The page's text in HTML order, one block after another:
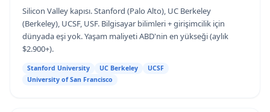
Silicon Valley kapısı. Stanford (Palo Alto), UC Berkeley
(Berkeley), UCSF, USF. Bilgisayar bilimleri + girişimcilik için
dünyada eşi yok. Yaşam maliyeti ABD'nin en yükseği (aylık
$2.900+).
Stanford University UC Berkeley
UCSF
University of San Francisco